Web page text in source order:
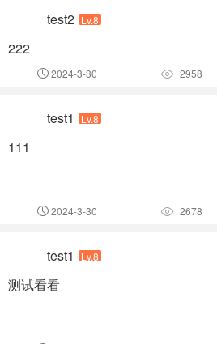
test2 Lv.8
222
 2024-3-30  2958
test1 Lv.8
111
 2024-3-30  2678
test1 Lv.8
测试看看